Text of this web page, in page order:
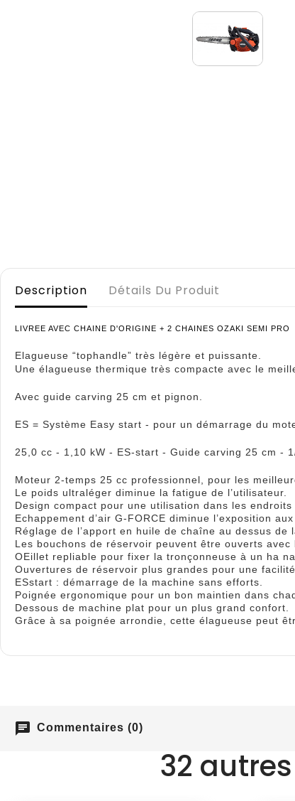
Description Détails Du Produit
LIVREE AVEC CHAINE D'ORIGINE + 2 CHAINES OZAKI SEMI PRO
Elagueuse “tophandle” très légère et puissante.
Une élagueuse thermique très compacte avec le
Avec guide carving 25 cm et pignon.
ES = Système Easy start - pour un démarrage du
25,0 cc - 1,10 kW - ES-start - Guide carving 25 cm -
Moteur 2-temps 25 cc professionnel, pour les
Le poids ultraléger diminue la fatigue de l’utilisateur.
Design compact pour une utilisation dans les endroits
Echappement d’air G-FORCE diminue l’exposition
Réglage de l’apport en huile de chaîne au dessus
Les bouchons de réservoir peuvent être ouverts avec
OEillet repliable pour fixer la tronçonneuse à un ha
Ouvertures de réservoir plus grandes pour une facilité
ESstart : démarrage de la machine sans efforts.
Poignée ergonomique pour un bon maintien dans
Dessous de machine plat pour un plus grand confort.
Grâce à sa poignée arrondie, cette élagueuse peut
chat Commentaires (0)
32